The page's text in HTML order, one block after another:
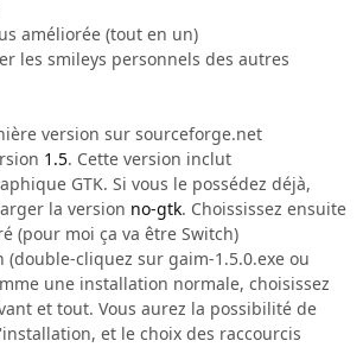
améliorée (tout en un)
les smileys personnels des autres
version sur sourceforge.net
1.5. Cette version inclut
GTK. Si vous le possédez déjà,
la version no-gtk. Choississez ensuite
(pour moi ça va être Switch)
(double-cliquez sur gaim-1.5.0.exe ou
une installation normale, choisissez
et tout. Vous aurez la possibilité de
et le choix des raccourcis